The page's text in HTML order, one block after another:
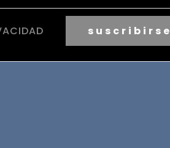
suscribirse